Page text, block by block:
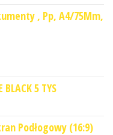
, Pp, A4/75Mm,
BLACK 5 TYS
Podłogowy (16:9)